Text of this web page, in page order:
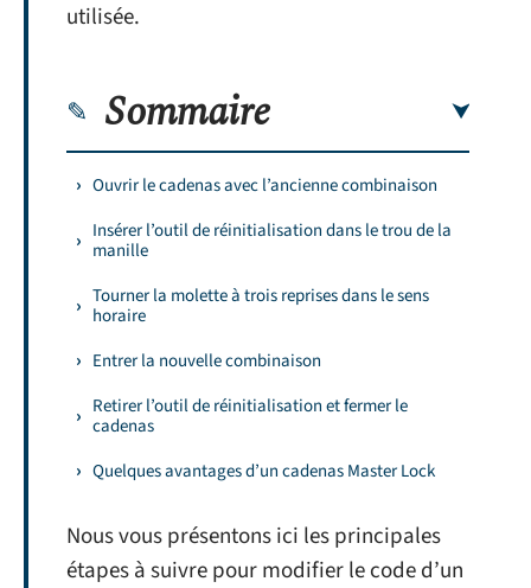
utilisée.
Sommaire
Ouvrir le cadenas avec l’ancienne combinaison
Insérer l’outil de réinitialisation dans le trou de la
manille
Tourner la molette à trois reprises dans le sens
horaire
Entrer la nouvelle combinaison
Retirer l’outil de réinitialisation et fermer le
cadenas
Quelques avantages d’un cadenas Master Lock
Nous vous présentons ici les principales
étapes à suivre pour modifier le code d’un